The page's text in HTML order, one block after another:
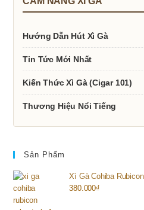
Hướng Dẫn Hút Xì Gà
Tin Tức Mới Nhất
Kiến Thức Xì Gà (Cigar 101)
Thương Hiệu Nổi Tiếng
Sản Phẩm
Xì Gà Cohiba
380.000₫